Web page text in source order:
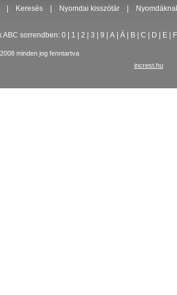
Keresés Nyomdai kisszótár
ABC sorrendben: 0 1 2 3 9 A Á B C D E F
minden jog fenntartva
increst.hu